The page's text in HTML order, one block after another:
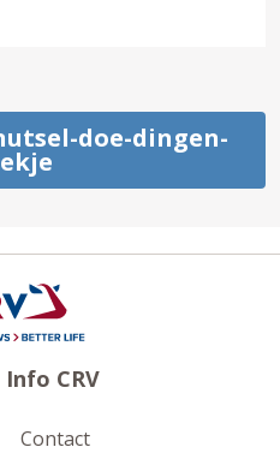
doe-dingen-
Info CRV
Contact